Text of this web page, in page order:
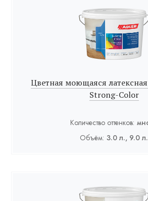
Цветная моющаяся латексная
Strong-Color
Количество оттенков:
Объём: 3.0 л., 9.0 л.